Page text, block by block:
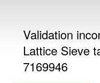
Validation
Lattice Sieve
7169946